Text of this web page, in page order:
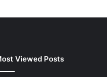
Viewed Posts